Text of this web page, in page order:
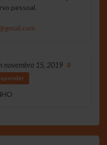
pessoal.
novembro 15, 2019 #